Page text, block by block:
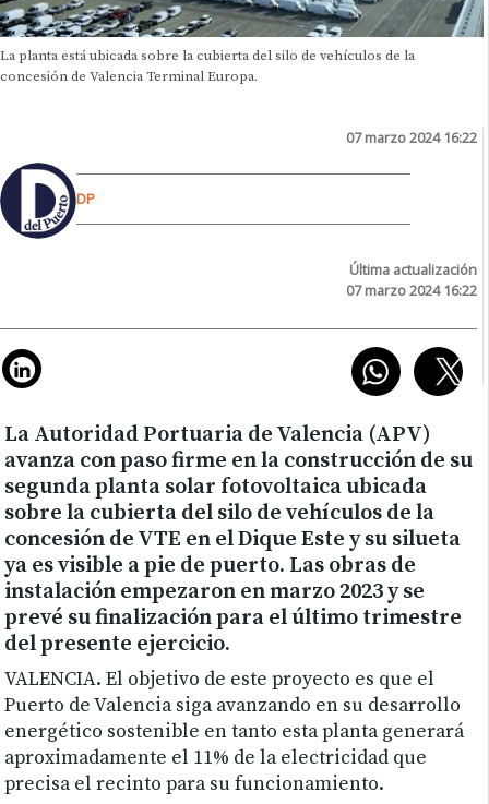
La planta está ubicada sobre la cubierta del silo de vehículos de la
concesión de Valencia Terminal Europa.
07 marzo 2024 16:22
DP
Última actualización
07 marzo 2024 16:22
La Autoridad Portuaria de Valencia (APV)
avanza con paso firme en la construcción de su
segunda planta solar fotovoltaica ubicada
sobre la cubierta del silo de vehículos de la
concesión de VTE en el Dique Este y su silueta
ya es visible a pie de puerto. Las obras de
instalación empezaron en marzo 2023 y se
prevé su finalización para el último trimestre
del presente ejercicio.
VALENCIA. El objetivo de este proyecto es que el
Puerto de Valencia siga avanzando en su desarrollo
energético sostenible en tanto esta planta generará
aproximadamente el 11% de la electricidad que
precisa el recinto para su funcionamiento.